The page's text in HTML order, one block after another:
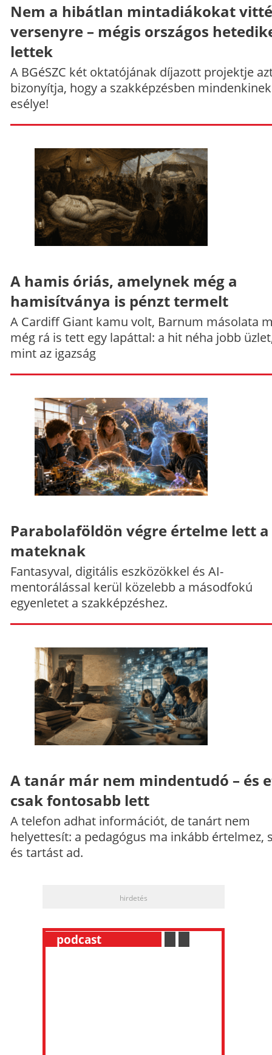
Nem a hibátlan mintadiákokat
versenyre – mégis országos
lettek
A BGéSZC két oktatójának díjazott projektje
bizonyítja, hogy a szakképzésben
esélye!
A hamis óriás, amelynek még a
hamisítványa is pénzt termelt
A Cardiff Giant kamu volt, Barnum másolata
még rá is tett egy lapáttal: a hit néha jobb
mint az igazság
Parabolaföldön végre értelme lett a
mateknak
Fantasyval, digitális eszközökkel és AI-
mentorálással kerül közelebb a másodfokú
egyenletet a szakképzéshez.
A tanár már nem mindentudó – és
csak fontosabb lett
A telefon adhat információt, de tanárt nem
helyettesít: a pedagógus ma inkább értelmez,
és tartást ad.
hirdetés
podcast